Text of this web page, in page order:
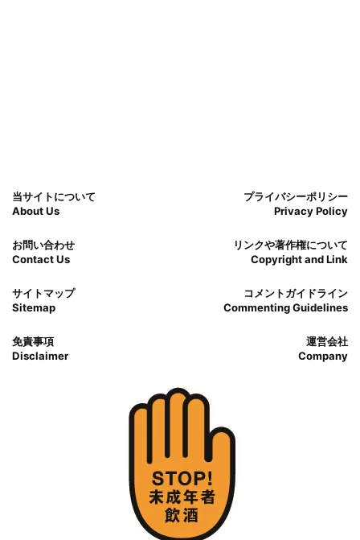
当サイトについて
About Us
プライバシーポリシー
Privacy Policy
お問い合わせ
Contact Us
リンクや著作権について
Copyright and Link
サイトマップ
Sitemap
コメントガイドライン
Commenting Guidelines
免責事項
Disclaimer
運営会社
Company